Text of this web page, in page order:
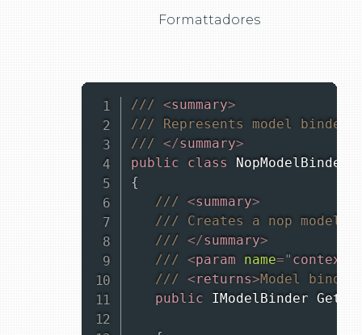
Formattadores
/// <summary>
/// Represents model binder
/// </summary>
public
class
{
/// <summary>
/// Creates a nop model
/// </summary>
/// <param name=" context
/// <returns>Model binder
public
IModelBinder